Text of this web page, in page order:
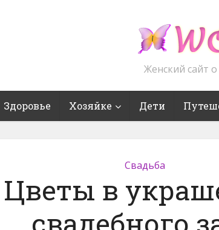
Женский сайт
Здоровье Хозяйке Дети
Свадьба
Цветы в